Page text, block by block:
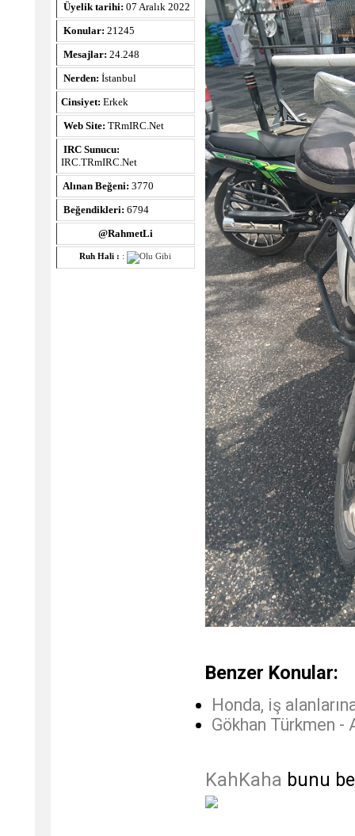
Üyelik tarihi: 07 Aralık 2022
Konular: 21245
Mesajlar: 24.248
Nerden: İstanbul
Cinsiyet: Erkek
Web Site: TRmIRC.Net
IRC Sunucu:
IRC.TRmIRC.Net
Alınan Beğeni: 3770
Beğendikleri: 6794
@RahmetLi
Ruh Hali : :
Benzer Konular:
Honda, iş
Gökhan Türkmen -
KahKaha bunu